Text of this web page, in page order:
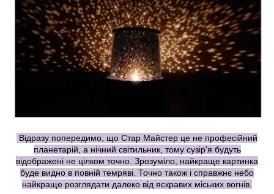
Відразу попередимо, що Стар Майстер це не професійний
планетарій, а нічний світильник, тому сузір'я будуть
відображені не цілком точно. Зрозуміло, найкраще картинка
буде видно в повній темряві. Точно також і справжнє небо
найкраще розглядати далеко від яскравих міських вогнів.